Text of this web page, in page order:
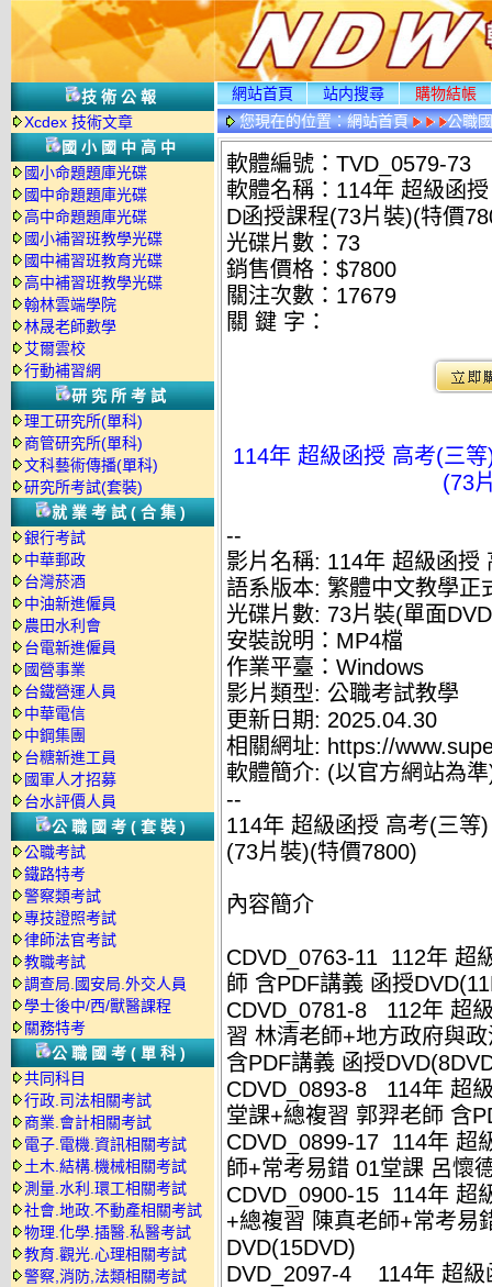
技術公報
Xcdex 技術文章
國小國中高中
國小命題題庫光碟
國中命題題庫光碟
高中命題題庫光碟
國小補習班教學光碟
國中補習班教育光碟
高中補習班教學光碟
翰林雲端學院
林晟老師數學
艾爾雲校
行動補習網
研究所考試
理工研究所(單科)
商管研究所(單科)
文科藝術傳播(單科)
研究所考試(套裝)
就業考試(合集)
銀行考試
中華郵政
台灣菸酒
中油新進僱員
農田水利會
台電新進僱員
國營事業
台鐵營運人員
中華電信
中鋼集團
台糖新進工員
國軍人才招募
台水評價人員
公職國考(套裝)
公職考試
鐵路特考
警察類考試
專技證照考試
律師法官考試
教職考試
調查局.國安局.外交人員
學士後中/西/獸醫課程
關務特考
公職國考(單科)
共同科目
行政.司法相關考試
商業.會計相關考試
電子.電機.資訊相關考試
土木.結構.機械相關考試
測量.水利.環工相關考試
社會.地政.不動產相關考試
物理.化學.插醫.私醫考試
教育.觀光.心理相關考試
警察,消防,法類相關考試
網站首頁 站内搜尋
購物結帳
您現在的位置：網站首頁 公職
軟體編號：TVD_0579-73
軟體名稱：114年 超級函
D函授課程(73片裝)(特價
光碟片數：73
銷售價格：$7800
關注次數： 17679
關 鍵 字：
114年 超級函授 高考(三
(73
--
影片名稱: 114年 超級函授
語系版本: 繁體中文教學正
光碟片數: 73片裝(單面
安裝說明：MP4檔
作業平臺：Windows
影片類型: 公職考試教學
更新日期: 2025.04.30
相關網址: https://
軟體簡介: (以官方網站為
--
114年 超級函授 高考(三等
(73片裝)(特價7800)
內容簡介
CDVD_0763-11 112年 超
師 含PDF講義 函授
CDVD_0781-8 112年 超
習 林清老師+地方政府與
含PDF講義 函授
CDVD_0893-8 114年 超
堂課+總複習 郭羿老師 含
CDVD_0899-17 114年 超
師+常考易錯 01堂課 呂懷
CDVD_0900-15 114年 超
+總複習 陳真老師+常考易
DVD(15DVD)
DVD_2097-4 114年 超級